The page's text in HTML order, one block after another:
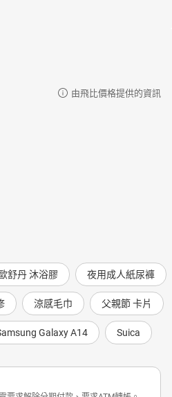
由飛比價格提供的資訊
舒丹 沐浴膠 夜用成人紙尿褲
涼感毛巾 父親節 卡片
Galaxy A14 Suica